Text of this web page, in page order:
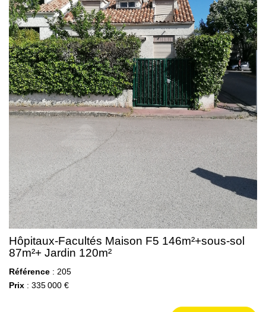
Hôpitaux-Facultés Maison F5 146m²+sous-sol
87m²+ Jardin 120m²
Référence : 205
Prix : 335 000 €